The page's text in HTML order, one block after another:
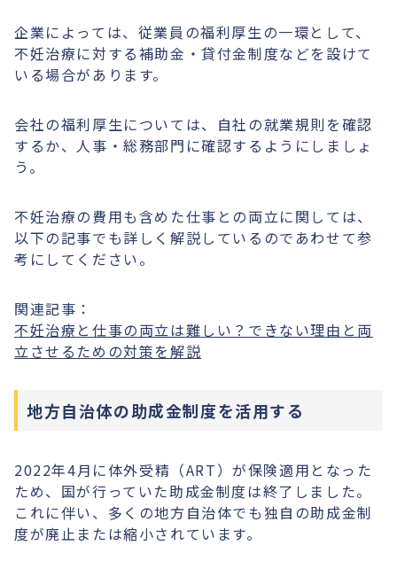
企業によっては、従業員の福利厚生の一環として、
不妊治療に対する補助金・貸付金制度などを設けて
いる場合があります。
会社の福利厚生については、自社の就業規則を確認
するか、人事・総務部門に確認するようにしましょ
う。
不妊治療の費用も含めた仕事との両立に関しては、
以下の記事でも詳しく解説しているのであわせて参
考にしてください。
関連記事：
不妊治療と仕事の両立は難しい？できない理由と両
立させるための対策を解説
地方自治体の助成金制度を活用する
2022年4月に体外受精（ART）が保険適用となった
ため、国が行っていた助成金制度は終了しました。
これに伴い、多くの地方自治体でも独自の助成金制
度が廃止または縮小されています。